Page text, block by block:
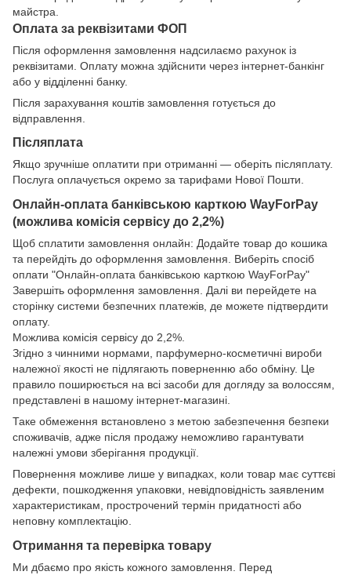
майстра.
Оплата за реквізитами ФОП
Після оформлення замовлення надсилаємо рахунок із
реквізитами. Оплату можна здійснити через інтернет-банкінг
або у відділенні банку.
Після зарахування коштів замовлення готується до
відправлення.
Післяплата
Якщо зручніше оплатити при отриманні — оберіть післяплату.
Послуга оплачується окремо за тарифами Нової Пошти.
Онлайн-оплата банківською карткою WayForPay
(можлива комісія сервісу до 2,2%)
Щоб сплатити замовлення онлайн: Додайте товар до кошика
та перейдіть до оформлення замовлення. Виберіть спосіб
оплати "Онлайн-оплата банківською карткою WayForPay"
Завершіть оформлення замовлення. Далі ви перейдете на
сторінку системи безпечних платежів, де можете підтвердити
оплату.
Можлива комісія сервісу до 2,2%.
Згідно з чинними нормами, парфумерно-косметичні вироби
належної якості не підлягають поверненню або обміну. Це
правило поширюється на всі засоби для догляду за волоссям,
представлені в нашому інтернет-магазині.
Таке обмеження встановлено з метою забезпечення безпеки
споживачів, адже після продажу неможливо гарантувати
належні умови зберігання продукції.
Повернення можливе лише у випадках, коли товар має суттєві
дефекти, пошкодження упаковки, невідповідність заявленим
характеристикам, прострочений термін придатності або
неповну комплектацію.
Отримання та перевірка товару
Ми дбаємо про якість кожного замовлення. Перед